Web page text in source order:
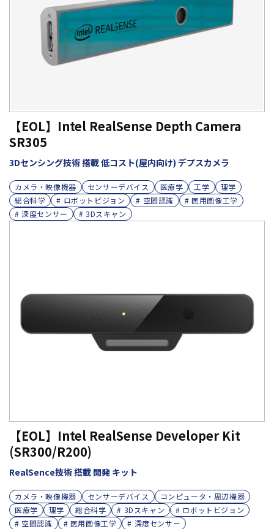
【EOL】Intel RealSense Depth Camera
SR305
3Dセンシング技術 搭載 低コスト(屋内向け) デプスカメラ
カメラ・映像機器 センサーデバイス 医療学 工学
理学
総合科学
# ロボットビジョン # 空間認識
# 医用画像工学
# 深度センサー
# 3Dスキャン
【EOL】Intel RealSense Developer Kit
(SR300/R200)
RealSence技術 搭載 開発 キット
カメラ・映像機器 センサーデバイス
コンピュータ・周辺機器
医療学
理学 総合科学 # 3Dスキャン
# ロボットビジョン
# 空間認識
# 医用画像工学 # 深度センサー